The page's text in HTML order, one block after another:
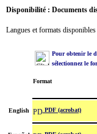
Disponibilité : Documents
Langues et formats disponibles
Pour obtenir le
sélectionnez le
Format
English PDF (acrobat)